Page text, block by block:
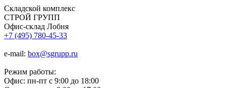
Складской комплекс
СТРОЙ ГРУПП
Офис-склад Лобня
+7 (495) 780-45-33
e-mail: box@sgrupp.ru
Режим работы:
Офис: пн-пт с 9:00 до 18:00